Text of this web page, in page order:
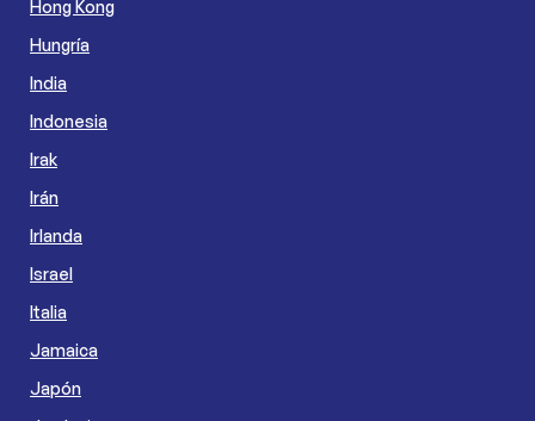
Hong Kong
Hungría
India
Indonesia
Irak
Irán
Irlanda
Israel
Italia
Jamaica
Japón